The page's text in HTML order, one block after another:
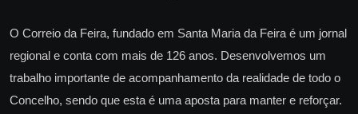
O Correio da Feira, fundado em Santa Maria da Feira é um jornal
regional e conta com mais de 126 anos. Desenvolvemos um
trabalho importante de acompanhamento da realidade de todo o
Concelho, sendo que esta é uma aposta para manter e reforçar.